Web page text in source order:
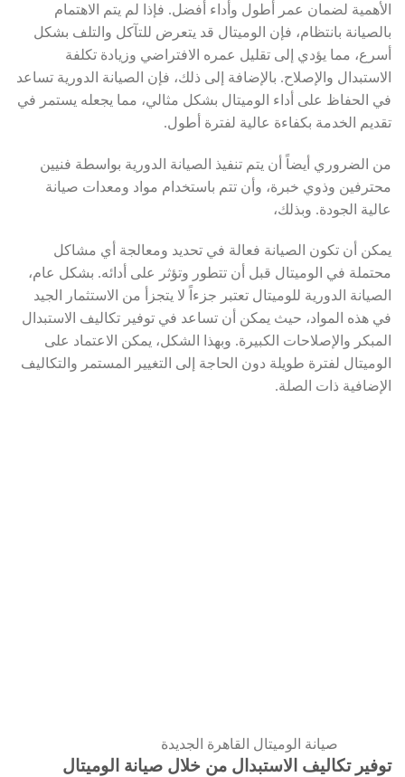
الأهمية لضمان عمر أطول وأداء أفضل. فإذا لم يتم الاهتمام
بالصيانة بانتظام، فإن الوميتال قد يتعرض للتآكل والتلف بشكل
أسرع، مما يؤدي إلى تقليل عمره الافتراضي وزيادة تكلفة
الاستبدال والإصلاح. بالإضافة إلى ذلك، فإن الصيانة الدورية تساعد
في الحفاظ على أداء الوميتال بشكل مثالي، مما يجعله يستمر في
تقديم الخدمة بكفاءة عالية لفترة أطول.
من الضروري أيضاً أن يتم تنفيذ الصيانة الدورية بواسطة فنيين
محترفين وذوي خبرة، وأن تتم باستخدام مواد ومعدات صيانة
عالية الجودة. وبذلك،
يمكن أن تكون الصيانة فعالة في تحديد ومعالجة أي مشاكل
محتملة في الوميتال قبل أن تتطور وتؤثر على أدائه. بشكل عام،
الصيانة الدورية للوميتال تعتبر جزءاً لا يتجزأ من الاستثمار الجيد
في هذه المواد، حيث يمكن أن تساعد في توفير تكاليف الاستبدال
المبكر والإصلاحات الكبيرة. وبهذا الشكل، يمكن الاعتماد على
الوميتال لفترة طويلة دون الحاجة إلى التغيير المستمر والتكاليف
الإضافية ذات الصلة.
صيانة الوميتال القاهرة الجديدة
توفير تكاليف الاستبدال من خلال صيانة الوميتال